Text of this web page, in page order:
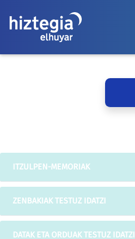
ITZULPEN-MEMORIAK
ZENBAKIAK TESTUZ IDATZI
DATAK ETA ORDUAK TESTUZ IDATZI